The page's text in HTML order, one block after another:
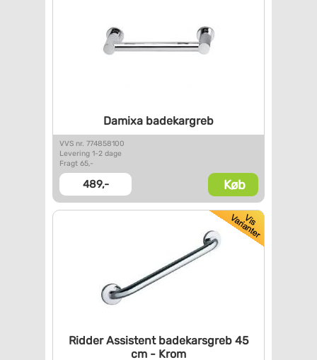
Damixa badekargreb
VVS nr. 774858100
Levering 1-2 dage
Fragt 65,-
489,- Køb
Ridder Assistent badekarsgreb45
cm - Krom